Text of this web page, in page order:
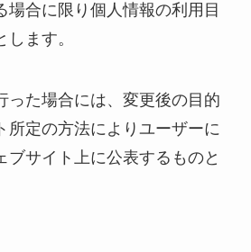
場合に限り個人情報の利用目
ます。
った場合には、変更後の目的
所定の方法によりユーザーに
ブサイト上に公表するものと